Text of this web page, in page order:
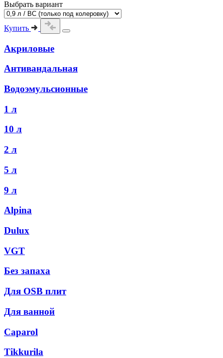
Выбрать вариант
Купить
Акриловые
Антивандальная
Водоэмульсионные
1 л
10 л
2 л
5 л
9 л
Alpina
Dulux
VGT
Без запаха
Для OSB плит
Для ванной
Caparol
Tikkurila